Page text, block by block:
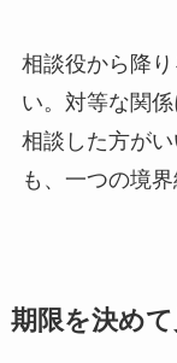
相談役から降
い。対等な関
相談した方が
も、一つの境界
期限を決め